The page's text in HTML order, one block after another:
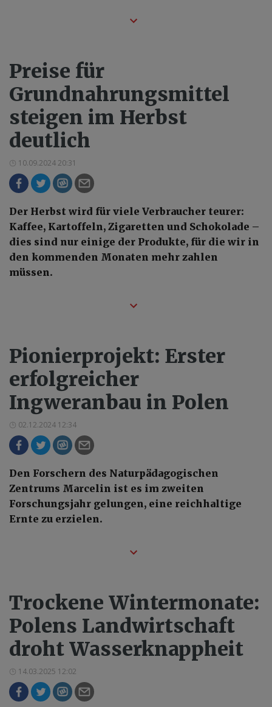
Preise für
Grundnahrungsmittel
steigen im Herbst
deutlich
10.09.2024 20:31
Der Herbst wird für viele Verbraucher teurer:
Kaffee, Kartoffeln, Zigaretten und Schokolade –
dies sind nur einige der Produkte, für die wir in
den kommenden Monaten mehr zahlen
müssen.
Pionierprojekt: Erster
erfolgreicher
Ingweranbau in Polen
02.12.2024 12:34
Den Forschern des Naturpädagogischen
Zentrums Marcelin ist es im zweiten
Forschungsjahr gelungen, eine reichhaltige
Ernte zu erzielen.
Trockene Wintermonate:
Polens Landwirtschaft
droht Wasserknappheit
14.03.2025 12:02